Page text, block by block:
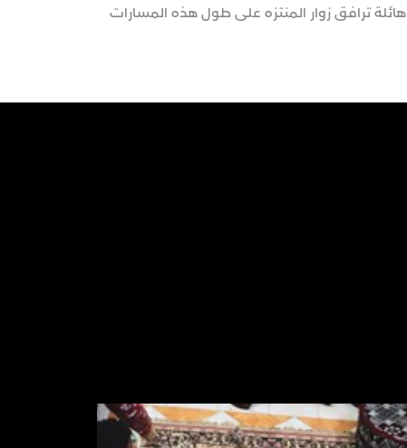
ترافق زوار المنتزه على طول هذه المسارات